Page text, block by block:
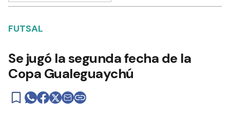
FUTSAL
Se jugó la segunda fecha de la
Copa Gualeguaychú